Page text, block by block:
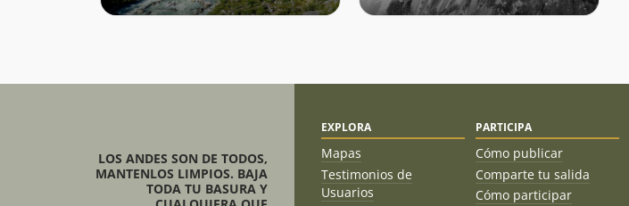
LOS ANDES SON DE TODOS,
MANTENLOS LIMPIOS. BAJA
TODA TU BASURA Y
EXPLORA
Mapas
Testimonios de
Usuarios
PARTICIPA
Cómo publicar
Comparte tu salida
Cómo participar